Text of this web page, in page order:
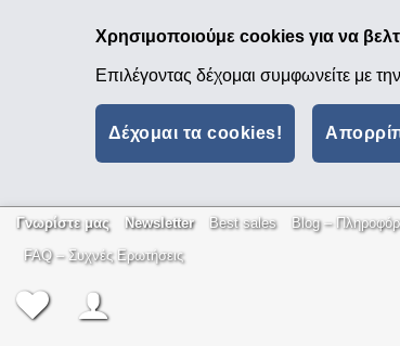
Χρησιμοποιούμε cookies για να
Επιλέγοντας δέχομαι συμφωνείτε με την
Δέχομαι τα cookies!
Μετάβαση
Γνωρίστε μας Newsletter Best sales
Βlog –
FAQ – Συχνές Ερωτήσεις